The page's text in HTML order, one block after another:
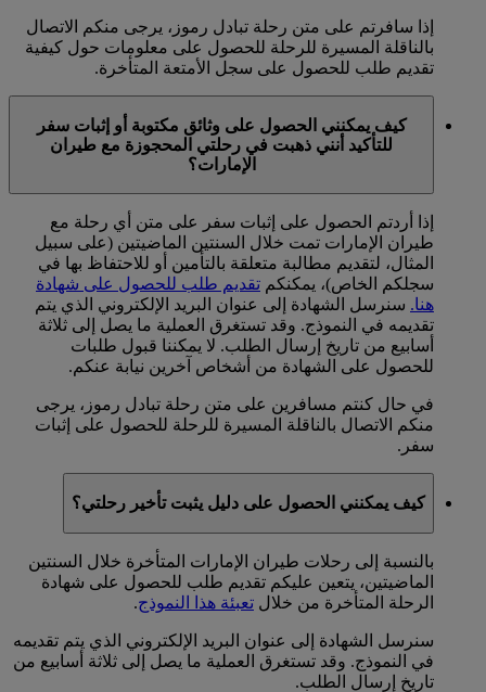
إذا سافرتم على متن رحلة تبادل رموز، يرجى منكم الاتصال
بالناقلة المسيرة للرحلة للحصول على معلومات حول كيفية
تقديم طلب للحصول على سجل الأمتعة المتأخرة.
كيف يمكنني الحصول على وثائق مكتوبة أو إثبات سفر
للتأكيد أنني ذهبت في رحلتي المحجوزة مع طيران
الإمارات؟
إذا أردتم الحصول على إثبات سفر على متن أي رحلة مع
طيران الإمارات تمت خلال السنتين الماضيتين (على سبيل
المثال، لتقديم مطالبة متعلقة بالتأمين أو للاحتفاظ بها في
سجلكم الخاص)، يمكنكم تقديم طلب للحصول على شهادة
هنا. سنرسل الشهادة إلى عنوان البريد الإلكتروني الذي يتم
تقديمه في النموذج. وقد تستغرق العملية ما يصل إلى ثلاثة
أسابيع من تاريخ إرسال الطلب. لا يمكننا قبول طلبات
للحصول على الشهادة من أشخاص آخرين نيابة عنكم.
في حال كنتم مسافرين على متن رحلة تبادل رموز، يرجى
منكم الاتصال بالناقلة المسيرة للرحلة للحصول على إثبات
سفر.
كيف يمكنني الحصول على دليل يثبت تأخير رحلتي؟
بالنسبة إلى رحلات طيران الإمارات المتأخرة خلال السنتين
الماضيتين، يتعين عليكم تقديم طلب للحصول على شهادة
الرحلة المتأخرة من خلال تعبئة هذا النموذج.
سنرسل الشهادة إلى عنوان البريد الإلكتروني الذي يتم تقديمه
في النموذج. وقد تستغرق العملية ما يصل إلى ثلاثة أسابيع من
تاريخ إرسال الطلب.